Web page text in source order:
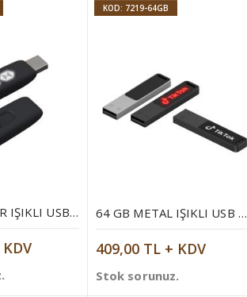
64 GB RUBBER IŞIKLI USB BELLEK
KOD: 7219-64GB
64 GB METAL IŞIKLI USB BELLEK
409,00 TL + KDV
Stok sorunuz.